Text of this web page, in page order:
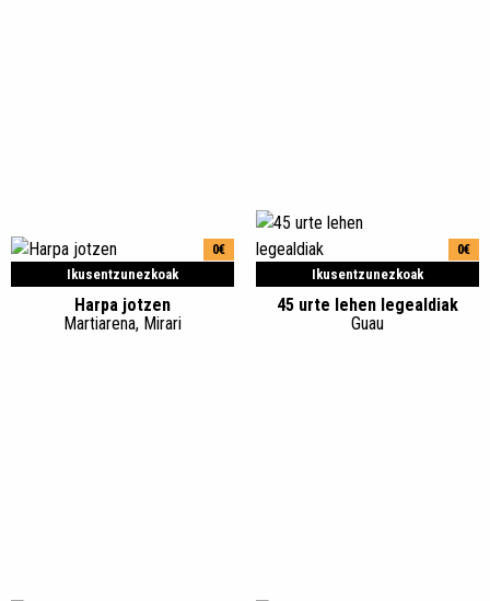
Ikusentzunezkoak
0€
Harpa jotzen
Martiarena, Mirari
Ikusentzunezkoak
0€
45 urte lehen legealdiak
Guau